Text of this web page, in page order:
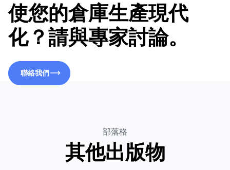
使您的倉庫生產現代
化？請與專家討論。
聯絡我們
部落格
其他出版物